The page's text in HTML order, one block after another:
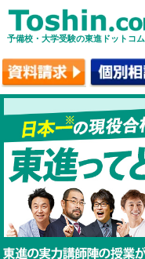
予備校・大学受験の東進ドットコム